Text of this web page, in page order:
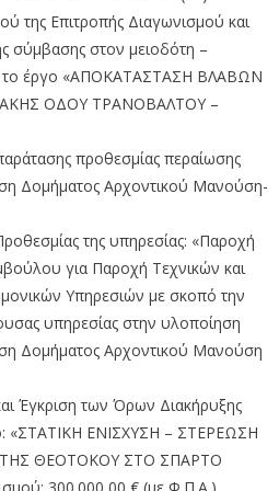
της Επιτροπής Διαγωνισμού και
σύμβασης στον μειοδότη –
το έργο «ΑΠΟΚΑΤΑΣΤΑΣΗ ΒΛΑΒΩΝ
ΟΔΟΥ ΤΡΑΝΟΒΑΛΤΟΥ –
προθεσμίας περαίωσης
Δομήματος Αρχοντικού Μανούση-
της υπηρεσίας: «Παροχή
για Παροχή Τεχνικών και
Υπηρεσιών με σκοπό την
υπηρεσίας στην υλοποίηση
Δομήματος Αρχοντικού Μανούση
Έγκριση των Όρων Διακήρυξης
«ΣΤΑΤΙΚΗ ΕΝΙΣΧΥΣΗ – ΣΤΕΡΕΩΣΗ
ΤΗΣ ΘΕΟΤΟΚΟΥ ΣΤΟ ΣΠΑΡΤΟ